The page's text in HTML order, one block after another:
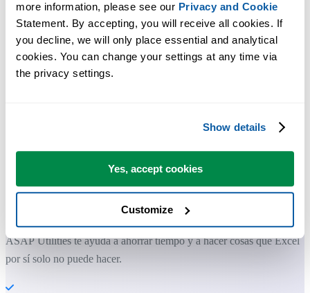
more information, please see our Privacy and Cookie
Statement. By accepting, you will receive all cookies. If
you decline, we will only place essential and analytical
cookies. You can change your settings at any time via
the privacy settings.
Show details
Yes, accept cookies
Customize
Herramientas prácticas que muchos usuarios desearían tener en Excel.
Ahorra tiempo en Excel. Así de fácil.
ASAP Utilities te ayuda a ahorrar tiempo y a hacer cosas que Excel
por sí solo no puede hacer.